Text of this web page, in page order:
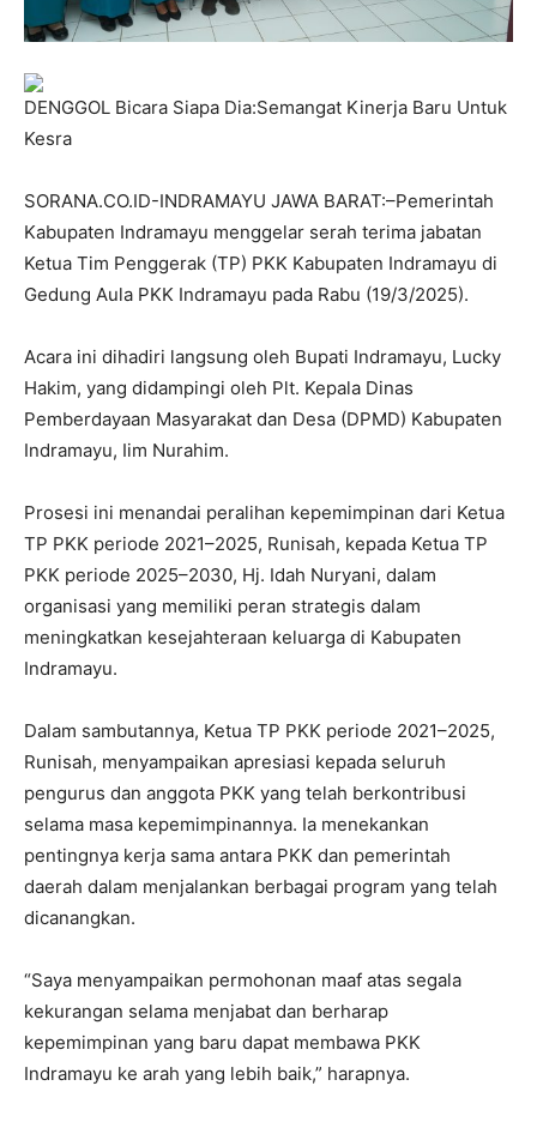
DENGGOL Bicara Siapa Dia:Semangat Kinerja Baru Untuk
Kesra
SORANA.CO.ID-INDRAMAYU JAWA BARAT:–Pemerintah
Kabupaten Indramayu menggelar serah terima jabatan
Ketua Tim Penggerak (TP) PKK Kabupaten Indramayu di
Gedung Aula PKK Indramayu pada Rabu (19/3/2025).
Acara ini dihadiri langsung oleh Bupati Indramayu, Lucky
Hakim, yang didampingi oleh Plt. Kepala Dinas
Pemberdayaan Masyarakat dan Desa (DPMD) Kabupaten
Indramayu, Iim Nurahim.
Prosesi ini menandai peralihan kepemimpinan dari Ketua
TP PKK periode 2021–2025, Runisah, kepada Ketua TP
PKK periode 2025–2030, Hj. Idah Nuryani, dalam
organisasi yang memiliki peran strategis dalam
meningkatkan kesejahteraan keluarga di Kabupaten
Indramayu.
Dalam sambutannya, Ketua TP PKK periode 2021–2025,
Runisah, menyampaikan apresiasi kepada seluruh
pengurus dan anggota PKK yang telah berkontribusi
selama masa kepemimpinannya. Ia menekankan
pentingnya kerja sama antara PKK dan pemerintah
daerah dalam menjalankan berbagai program yang telah
dicanangkan.
“Saya menyampaikan permohonan maaf atas segala
kekurangan selama menjabat dan berharap
kepemimpinan yang baru dapat membawa PKK
Indramayu ke arah yang lebih baik,” harapnya.